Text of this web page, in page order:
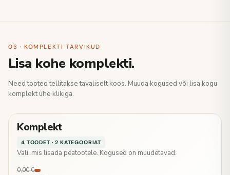
03 · KOMPLEKTI TARVIKUD
Lisa kohe komplekti.
Need tooted tellitakse tavaliselt koos. Muuda kogused või lisa kogu
komplekt ühe klikiga.
Komplekt
4 TOODET · 2 KATEGOORIAT
Vali, mis lisada peatootele. Kogused on muudetavad.
0,00 €